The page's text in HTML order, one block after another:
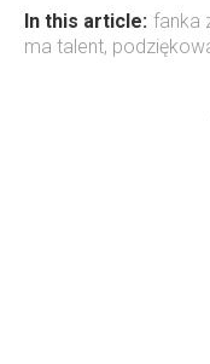
In this article: fanka
ma talent,